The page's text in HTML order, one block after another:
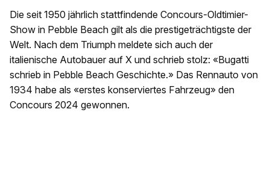
Die seit 1950 jährlich stattfindende Concours-Oldtimier-
Show in Pebble Beach gilt als die prestigeträchtigste der
Welt. Nach dem Triumph meldete sich auch der
italienische Autobauer auf X und schrieb stolz: «Bugatti
schrieb in Pebble Beach Geschichte.» Das Rennauto von
1934 habe als «erstes konserviertes Fahrzeug» den
Concours 2024 gewonnen.